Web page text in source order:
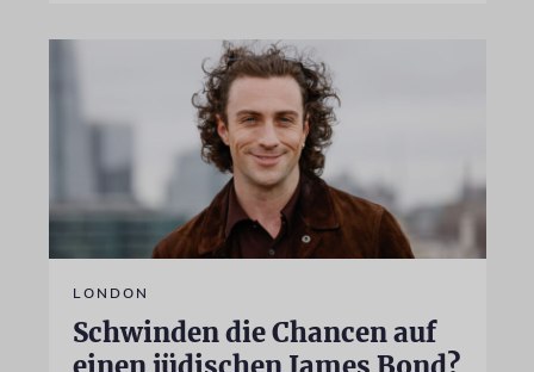
LONDON
Schwinden die Chancen auf